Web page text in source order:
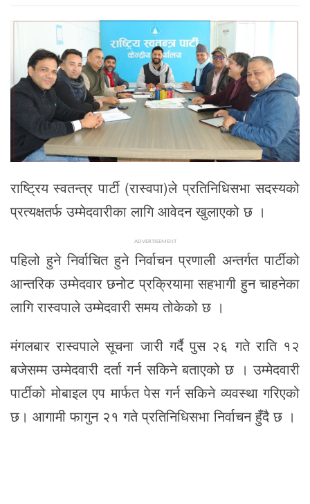
राष्ट्रिय स्वतन्त्र पार्टी (रास्वपा)ले प्रतिनिधिसभा सदस्यको
प्रत्यक्षतर्फ उम्मेदवारीका लागि आवेदन खुलाएको छ ।
ADVERTISEMENT
पहिलो हुने निर्वाचित हुने निर्वाचन प्रणाली अन्तर्गत पार्टीको
आन्तरिक उम्मेदवार छनोट प्रक्रियामा सहभागी हुन चाहनेका
लागि रास्वपाले उम्मेदवारी समय तोकेको छ ।
मंगलबार रास्वपाले सूचना जारी गर्दै पुस २६ गते राति १२
बजेसम्म उम्मेदवारी दर्ता गर्न सकिने बताएको छ । उम्मेदवारी
पार्टीको मोबाइल एप मार्फत पेस गर्न सकिने व्यवस्था गरिएको
छ। आगामी फागुन २१ गते प्रतिनिधिसभा निर्वाचन हुँदै छ ।